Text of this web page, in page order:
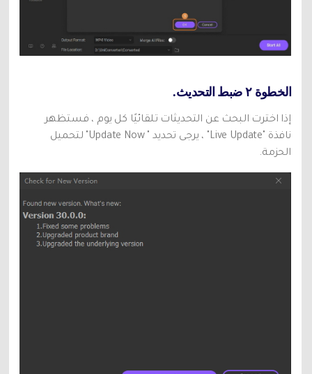
الخطوة ٢ ضبط التحديث.
إذا اخترت البحث عن التحديثات تلقائيًا كل يوم ، فستظهر
نافذة "Live Update" ، يرجى تحديد " Update Now" لتحميل
الحزمة.